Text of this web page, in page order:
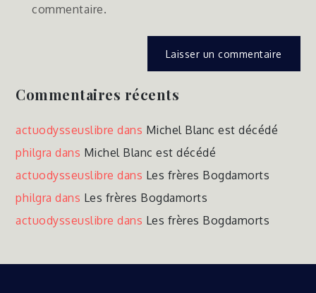
commentaire.
Commentaires récents
actuodysseuslibre dans Michel Blanc est décédé
philgra dans Michel Blanc est décédé
actuodysseuslibre dans Les frères Bogdamorts
philgra dans Les frères Bogdamorts
actuodysseuslibre dans Les frères Bogdamorts